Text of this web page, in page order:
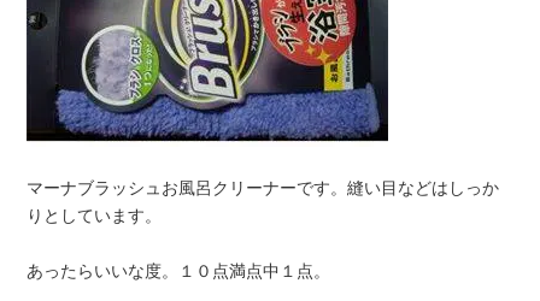
マーナブラッシュお風呂クリーナーです。縫い目などはしっか
りとしています。
あったらいいな度。１０点満点中１点。